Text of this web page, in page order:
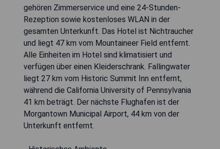
gehören Zimmerservice und eine 24-Stunden-
Rezeption sowie kostenloses WLAN in der
gesamten Unterkunft. Das Hotel ist Nichtraucher
und liegt 47 km vom Mountaineer Field entfernt.
Alle Einheiten im Hotel sind klimatisiert und
verfügen über einen Kleiderschrank. Fallingwater
liegt 27 km vom Historic Summit Inn entfernt,
während die California University of Pennsylvania
41 km beträgt. Der nächste Flughafen ist der
Morgantown Municipal Airport, 44 km von der
Unterkunft entfernt.